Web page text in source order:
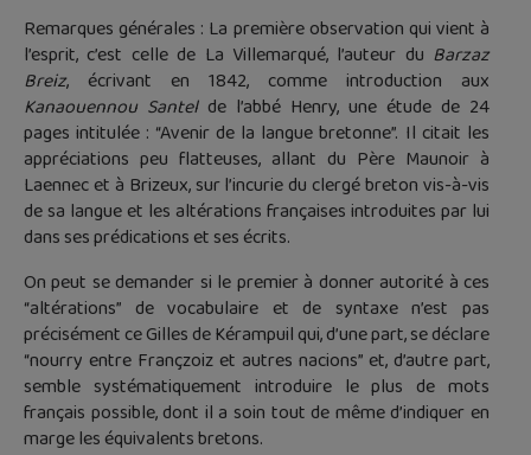
Remarques générales : La première observation qui vient à
l’esprit, c’est celle de La Villemarqué, l’auteur du Barzaz
Breiz, écrivant en 1842, comme introduction aux
Kanaouennou Santelde l’abbé Henry, une étude de 24
pages intitulée : “Avenir de la langue bretonne”. Il citait les
appréciations peu flatteuses, allant du Père Maunoir à
Laennec et à Brizeux, sur l’incurie du clergé breton vis-à-vis
de sa langue et les altérations françaises introduites par lui
dans ses prédications et ses écrits.
On peut se demander si le premier à donner autorité à ces
“altérations” de vocabulaire et de syntaxe n’est pas
précisément ce Gilles de Kérampuil qui, d’une part, se déclare
“nourry entre Françzoiz et autres nacions” et, d’autre part,
semble systématiquement introduire le plus de mots
français possible, dont il a soin tout de même d’indiquer en
marge les équivalents bretons.